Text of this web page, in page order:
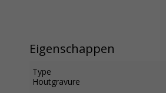
Eigenschappen
Type
Houtgravure